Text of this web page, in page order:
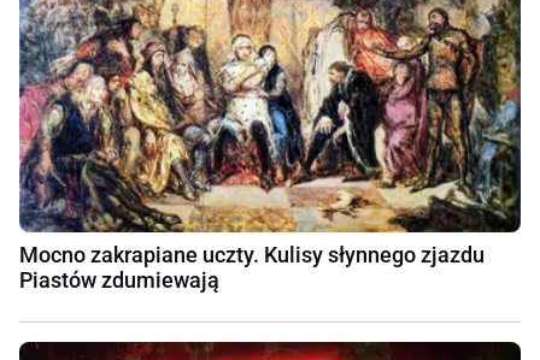
Mocno zakrapiane uczty. Kulisy słynnego zjazdu
Piastów zdumiewają